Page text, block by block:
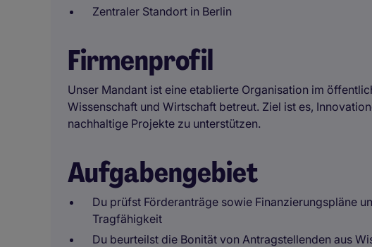
Zentraler Standort in Berlin
Firmenprofil
Unser Mandant ist eine etablierte Organisation im
Wissenschaft und Wirtschaft betreut. Ziel ist es,
nachhaltige Projekte zu unterstützen.
Aufgabengebiet
Du prüfst Förderanträge sowie Finanzierungspläne
Tragfähigkeit
Du beurteilst die Bonität von Antragstellenden aus